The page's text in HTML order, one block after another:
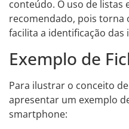
conteúdo. O uso de listas
recomendado, pois torna
facilita a identificação das
Exemplo de
Para ilustrar o conceito
apresentar um exemplo
smartphone: